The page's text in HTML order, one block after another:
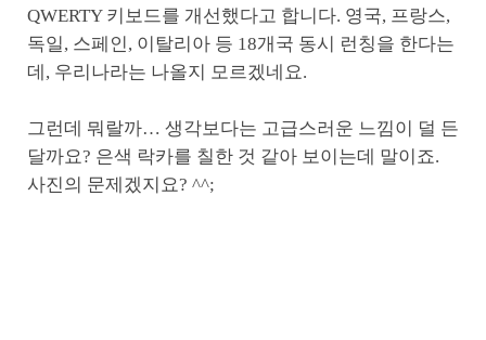
QWERTY 키보드를 개선했다고 합니다. 영국, 프랑스,
독일, 스페인, 이탈리아 등 18개국 동시 런칭을 한다는
데, 우리나라는 나올지 모르겠네요.
그런데 뭐랄까… 생각보다는 고급스러운 느낌이 덜 든
달까요? 은색 락카를 칠한 것 같아 보이는데 말이죠.
사진의 문제겠지요? ^^;